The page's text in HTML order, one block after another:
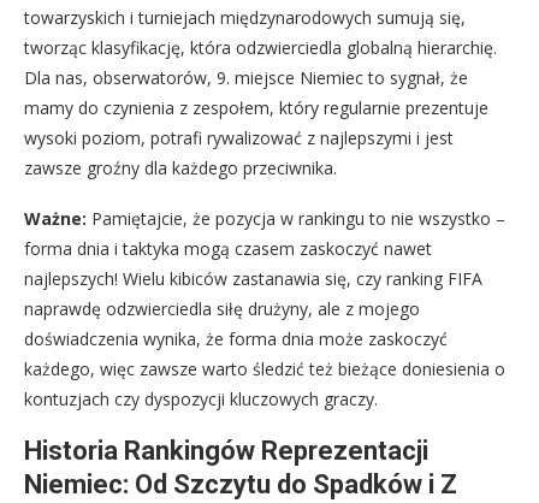
towarzyskich i turniejach międzynarodowych sumują się,
tworząc klasyfikację, która odzwierciedla globalną hierarchię.
Dla nas, obserwatorów, 9. miejsce Niemiec to sygnał, że
mamy do czynienia z zespołem, który regularnie prezentuje
wysoki poziom, potrafi rywalizować z najlepszymi i jest
zawsze groźny dla każdego przeciwnika.
Ważne: Pamiętajcie, że pozycja w rankingu to nie wszystko –
forma dnia i taktyka mogą czasem zaskoczyć nawet
najlepszych! Wielu kibiców zastanawia się, czy ranking FIFA
naprawdę odzwierciedla siłę drużyny, ale z mojego
doświadczenia wynika, że forma dnia może zaskoczyć
każdego, więc zawsze warto śledzić też bieżące doniesienia o
kontuzjach czy dyspozycji kluczowych graczy.
Historia Rankingów Reprezentacji
Niemiec: Od Szczytu do Spadków i Z